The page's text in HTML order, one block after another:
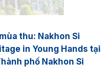
thu: Nakhon Si
in Young Hands tại
phố Nakhon Si